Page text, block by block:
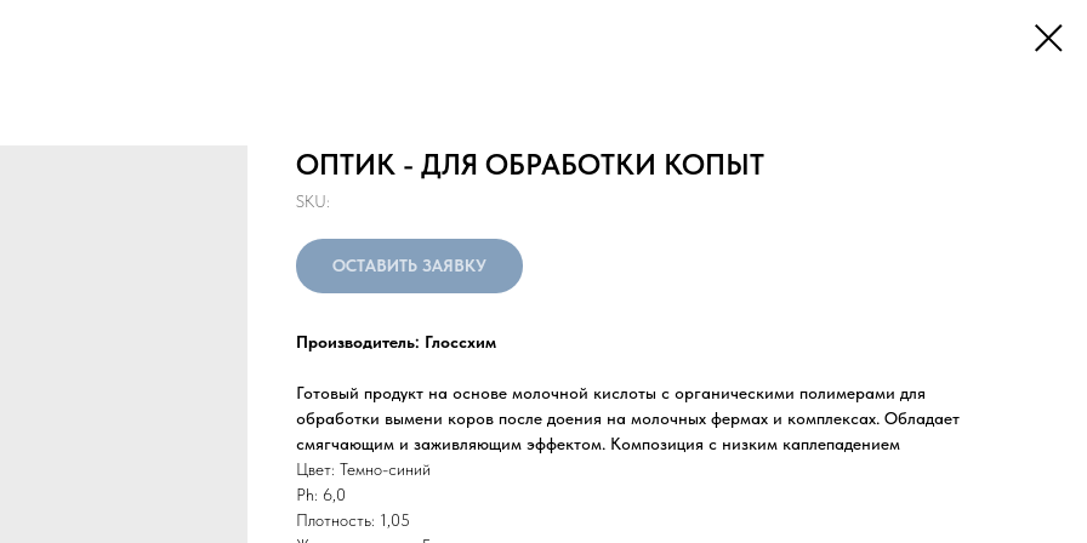
ОПТИК - ДЛЯ ОБРАБОТКИ КОПЫТ
SKU:
ОСТАВИТЬ ЗАЯВКУ
Производитель: Глоссхим
Готовый продукт на основе молочной кислоты с органическими полимерами для
обработки вымени коров после доения на молочных фермах и комплексах. Обладает
смягчающим и заживляющим эффектом. Композиция с низким каплепадением
Цвет: Темно-синий
Ph: 6,0
Плотность: 1,05